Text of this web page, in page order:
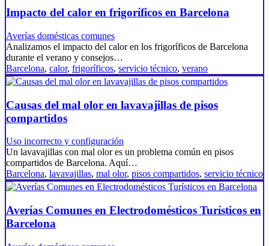
Impacto del calor en frigoríficos en Barcelona
Averías domésticas comunes
Analizamos el impacto del calor en los frigoríficos de Barcelona
durante el verano y consejos…
Barcelona, calor, frigoríficos, servicio técnico, verano
Causas del mal olor en lavavajillas de pisos
compartidos
Uso incorrecto y configuración
Un lavavajillas con mal olor es un problema común en pisos
compartidos de Barcelona. Aquí…
Barcelona, lavavajillas, mal olor, pisos compartidos, servicio técnico
Averías Comunes en Electrodomésticos Turísticos en
Barcelona